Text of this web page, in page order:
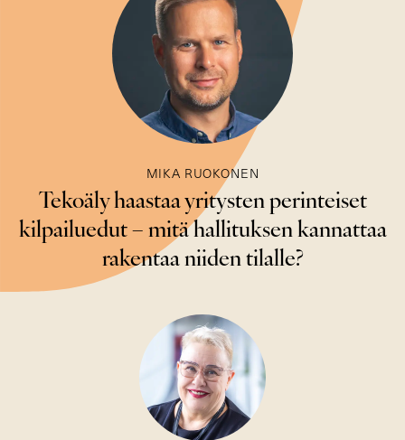
MIKA RUOKONEN
Tekoäly haastaa yritysten perinteiset
kilpailuedut – mitä hallituksen kannattaa
rakentaa niiden tilalle?